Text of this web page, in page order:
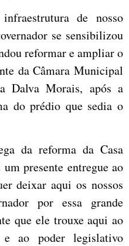
de nosso
se sensibilizou
reformar e ampliar o
da Câmara Municipal
Dalva Morais, após a
do prédio que sedia o
da reforma da Casa
presente entregue ao
deixar aqui os nossos
por essa grande
que ele trouxe aqui ao
ao poder legislativo